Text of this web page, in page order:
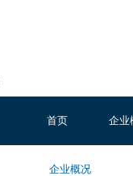
首页 企业
企业概况